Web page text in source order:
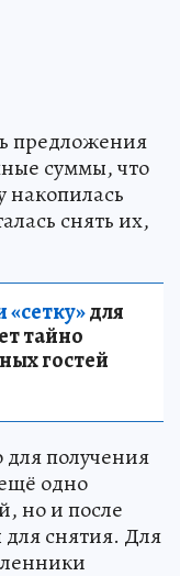
предложения
суммы, что
накопилась
снять их,
для
тайно
гостей
для получения
одно
но и после
для снятия. Для